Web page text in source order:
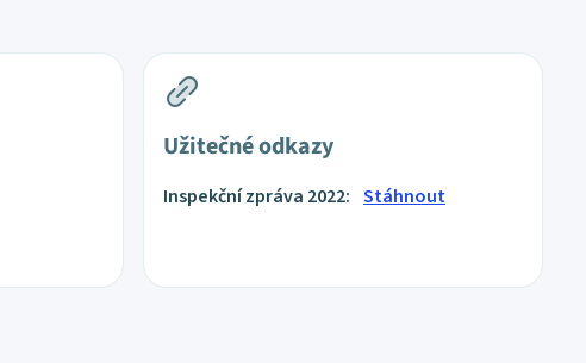
Užitečné odkazy
Inspekční zpráva 2022: Stáhnout